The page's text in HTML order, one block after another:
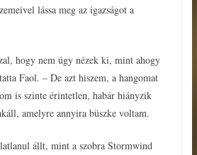
lássa meg az igazságot a
hogy nem úgy nézek ki, mint ahogy
Faol. – De azt hiszem, a hangomat
is szinte érintetlen, habár hiányzik
amelyre annyira büszke voltam.
állt, mint a szobra Stormwind